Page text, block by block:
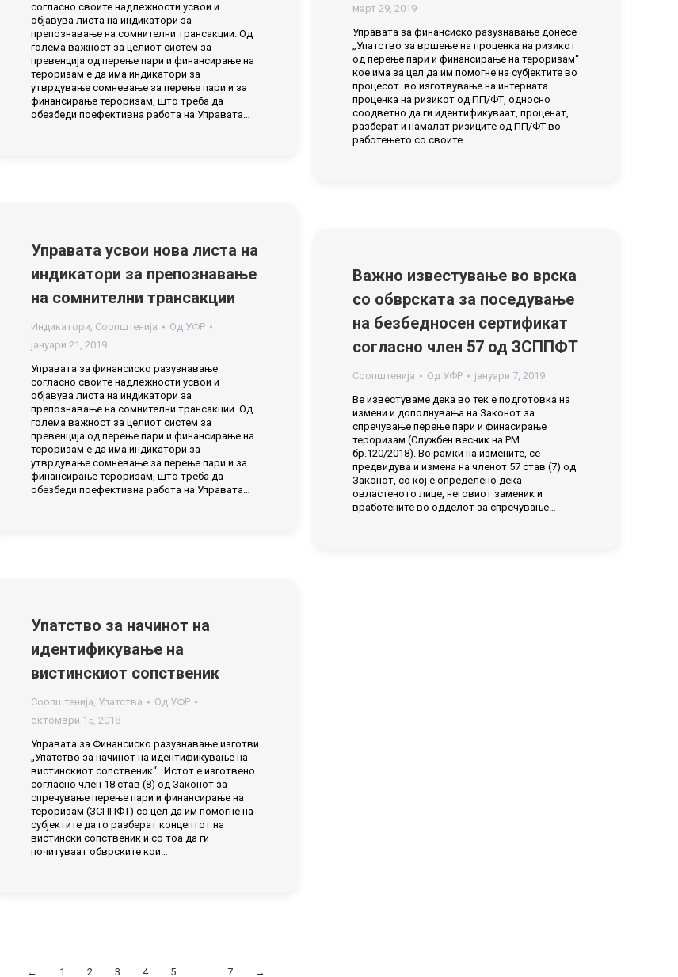
март 29, 2019
Управата за финансиско разузнавање донесе
„Упатство за вршење на проценка на ризикот
од перење пари и финансирање на тероризам“
кое има за цел да им помогне на субјектите во
процесот во изготвување на интерната
проценка на ризикот од ПП/ФТ, односно
соодветно да ги идентификуваат, проценат,
разберат и намалат ризиците од ПП/ФТ во
работењето со своите…
согласно своите надлежности усвои и
објавува листа на индикатори за
препознавање на сомнителни трансакции. Од
голема важност за целиот систем за
превенција од перење пари и финансирање на
тероризам е да има индикатори за
утврдување сомневање за перење пари и за
финансирање тероризам, што треба да
обезбеди поефективна работа на Управата…
Управата усвои нова листа на
индикатори за препознавање
на сомнителни трансакции
Индикатори, Соопштенија Од УФР
јануари 21, 2019
Управата за финансиско разузнавање
согласно своите надлежности усвои и
објавува листа на индикатори за
препознавање на сомнителни трансакции. Од
голема важност за целиот систем за
превенција од перење пари и финансирање на
тероризам е да има индикатори за
утврдување сомневање за перење пари и за
финансирање тероризам, што треба да
обезбеди поефективна работа на Управата…
Важно известување во врска
со обврската за поседување
на безбедносен сертификат
согласно член 57 од ЗСППФТ
Соопштенија Од УФР
јануари 7, 2019
Ве известуваме дека во тек е подготовка на
измени и дополнувања на Законот за
спречување перење пари и финасирање
тероризам (Службен весник на РМ
бр.120/2018). Во рамки на измените, се
предвидува и измена на членот 57 став (7) од
Законот, со кој е определено дека
овластеното лице, неговиот заменик и
вработените во одделот за спречување…
Упатство за начинот на
идентификување на
вистинскиот сопственик
Соопштенија, Упатства Од УФР
октомври 15, 2018
Управата за Финансиско разузнавање изготви
„Упатство за начинот на идентификување на
вистинскиот сопственик“ . Истот е изготвено
согласно член 18 став (8) од Законот за
спречување перење пари и финансирање на
тероризам (ЗСППФТ) со цел да им помогне на
субјектите да го разберат концептот на
вистински сопственик и со тоа да ги
почитуваат обврските кои…
← 1 2 3 4 5 … 7 →